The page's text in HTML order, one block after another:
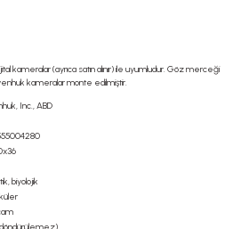
kameralar (ayrıca satın alınır) ile uyumludur. Göz merceği
kameralar monte edilmiştir.
Inc., ABD
biyolojik